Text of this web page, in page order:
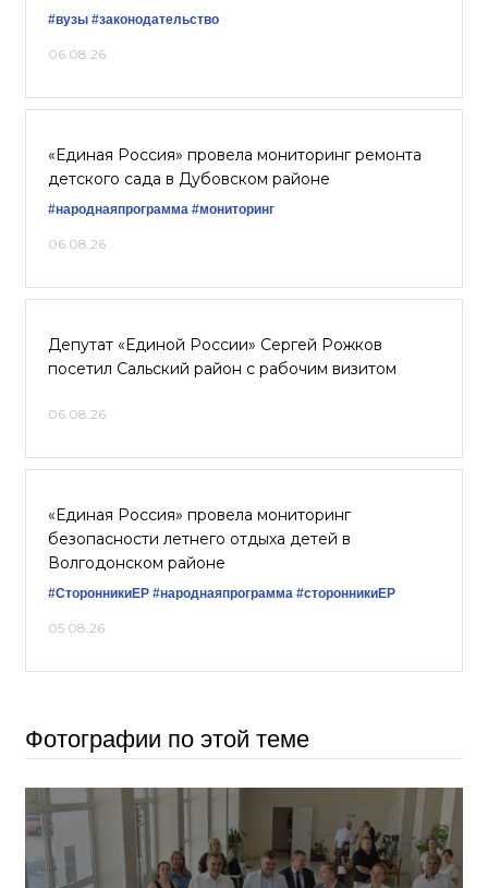
#вузы #законодательство
06.08.26
«Единая Россия» провела мониторинг ремонта
детского сада в Дубовском районе
#народнаяпрограмма #мониторинг
06.08.26
Депутат «Единой России» Сергей Рожков
посетил Сальский район с рабочим визитом
06.08.26
«Единая Россия» провела мониторинг
безопасности летнего отдыха детей в
Волгодонском районе
#СторонникиЕР #народнаяпрограмма #сторонникиЕР
05.08.26
Фотографии по этой теме